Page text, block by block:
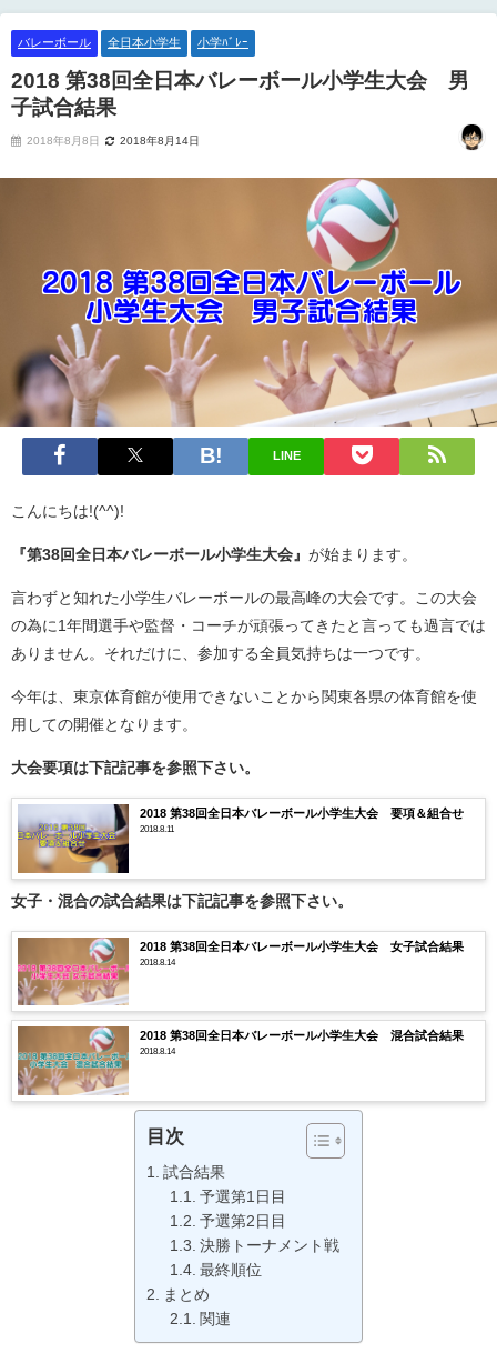
バレーボール 全日本小学生 小学ﾊﾞﾚｰ
2018 第38回全日本バレーボール小学生大会 男
子試合結果
2018年8月8日 2018年8月14日
LINE
こんにちは!(^^)!
『第38回全日本バレーボール小学生大会』 が始まります。
言わずと知れた小学生バレーボールの最高峰の大会です。この大会
の為に1年間選手や監督・コーチが頑張ってきたと言っても過言では
ありません。それだけに、参加する全員気持ちは一つです。
今年は、東京体育館が使用できないことから関東各県の体育館を使
用しての開催となります。
大会要項は下記記事を参照下さい。
2018 第38回全日本バレーボール小学生大会 要項＆組合せ
2018.8.11
女子・混合の試合結果は下記記事を参照下さい。
2018 第38回全日本バレーボール小学生大会 女子試合結果
2018.8.14
2018 第38回全日本バレーボール小学生大会 混合試合結果
2018.8.14
目次
試合結果
予選第1日目
予選第2日目
決勝トーナメント戦
最終順位
まとめ
関連